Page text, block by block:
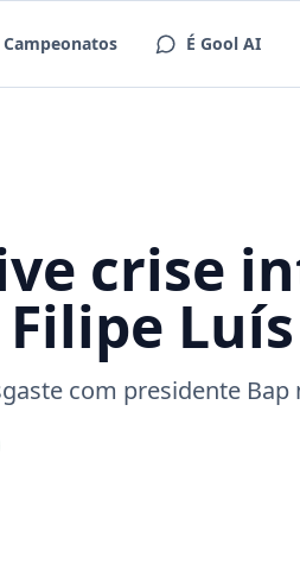
Campeonatos É Gool AI
crise
Luís
com presidente Bap